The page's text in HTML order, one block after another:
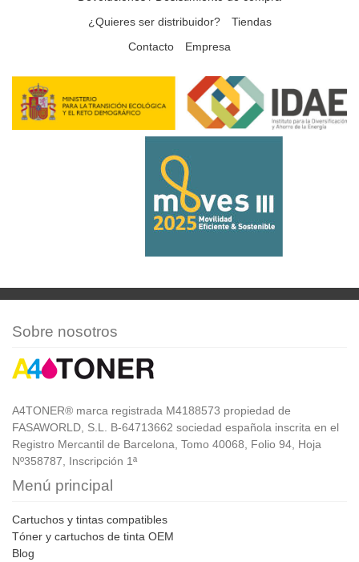
¿Quieres ser distribuidor?
Tiendas
Contacto
Empresa
Sobre nosotros
A4TONER® marca registrada M4188573 propiedad de
FASAWORLD, S.L. B-64713662 sociedad española inscrita en el
Registro Mercantil de Barcelona, Tomo 40068, Folio 94, Hoja
Nº358787, Inscripción 1ª
Menú principal
Cartuchos y tintas compatibles
Tóner y cartuchos de tinta OEM
Blog